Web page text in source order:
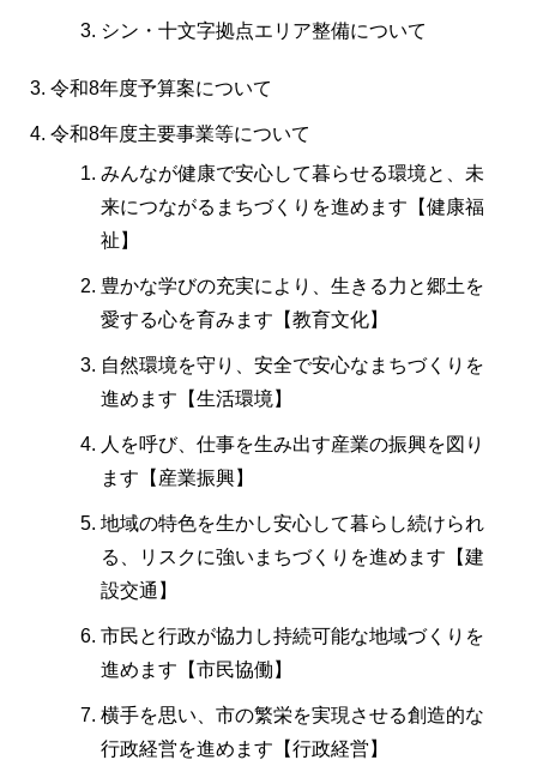
シン・十文字拠点エリア整備について
令和8年度予算案について
令和8年度主要事業等について
みんなが健康で安心して暮らせる環境と、未
来につながるまちづくりを進めます【健康福
祉】
豊かな学びの充実により、生きる力と郷土を
愛する心を育みます【教育文化】
自然環境を守り、安全で安心なまちづくりを
進めます【生活環境】
人を呼び、仕事を生み出す産業の振興を図り
ます【産業振興】
地域の特色を生かし安心して暮らし続けられ
る、リスクに強いまちづくりを進めます【建
設交通】
市民と行政が協力し持続可能な地域づくりを
進めます【市民協働】
横手を思い、市の繁栄を実現させる創造的な
行政経営を進めます【行政経営】